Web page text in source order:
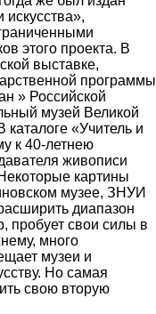
этого проекта. В
выставке,
программы
» Российской
музей Великой
«Учитель и
к 40-летнею
живописи
картины
музее, ЗНУИ
диапазон
пробует свои силы в
много
музеи и
Но самая
свою вторую